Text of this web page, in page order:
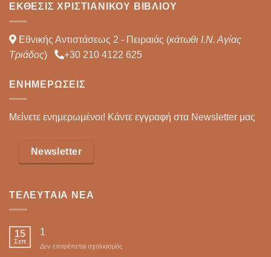
ΈΚΘΕΣΙΣ ΧΡΙΣΤΙΑΝΙΚΟΎ ΒΙΒΛΊΟΥ
Εθνικής Αντιστάσεως 2 - Πειραιάς (κάτωθι Ι.Ν. Αγίας
Τριάδος) +30 210 4122 625
ΕΝΗΜΕΡΏΣΕΙΣ
Μείνετε ενημερωμένοι! Κάντε εγγραφή στα Newsletter μας
Newsletter
ΤΕΛΕΥΤΑΊΑ ΝΈΑ
15
Σεπ
1
Δεν επιτρέπεται σχολιασμόςστο